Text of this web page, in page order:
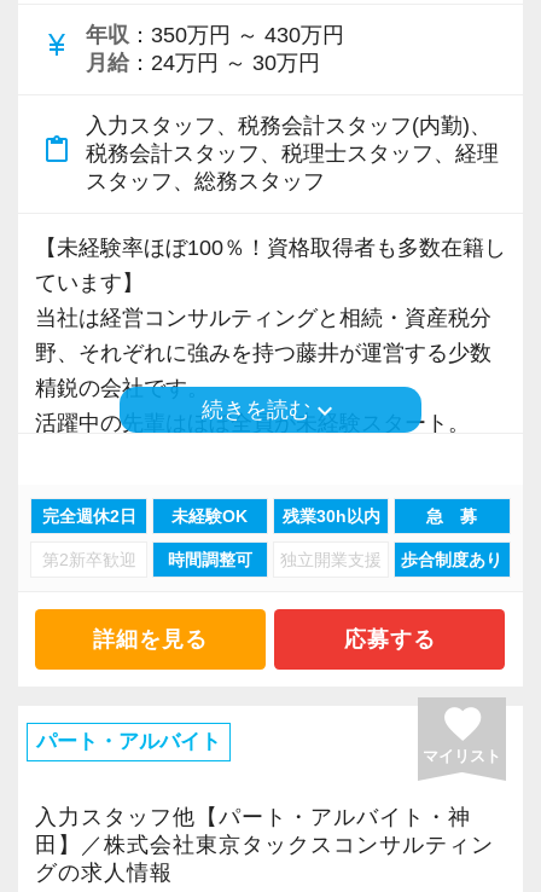
・昇給年2回／賞与年2回
・月残業20時間以内、原則定時退社
・服装自由（カジュアルオフィス）
【ご入社後について】
内勤のため、分からない事はすぐに先輩社員に
聞ける環境です。
気さくで優しい先輩が多いので、どんどん声を
かけてください。
ご経験によりますが、数カ月を目安に、徐々に
クライアントを任せていきます。
メンバーも目指せます。
currency_yen 年収 ：350万円 ～ 430万円
月給 ：24万円 ～ 30万円
content_paste
入力スタッフ、税務会計スタッフ(内勤)、
税務会計スタッフ、税理士スタッフ、経理
スタッフ、総務スタッフ
【未経験率ほぼ100％！資格取得者も多数在籍し
ています】
当社は経営コンサルティングと相続・資産税分
野、それぞれに強みを持つ藤井が運営する少数
精鋭の会社です。
活躍中の先輩はほぼ全員が未経験スタート。
私たちはお客様のニーズに寄り添った、高付加
2012年の設立以来、着実に実績と評価を高めて
おかげさまでお客様からのご紹介も増え、多種
多様な業種の顧問先を続々と拡大しています。
現在支援している120件ほどの法人クライアント
は、30代の若い伸び盛りの経営者が多いのが特
続きを読む keyboard_arrow_down
完全週休2日 未経験OK 残業30h以内 急 募
第2新卒歓迎 時間調整可 独立開業支援 歩合制度あり
詳細を見る 応募する
パート・アルバイト favorite
マイリスト
入力スタッフ他【パート・アルバイト・神
田】／株式会社東京タックスコンサルティン
グの求人情報